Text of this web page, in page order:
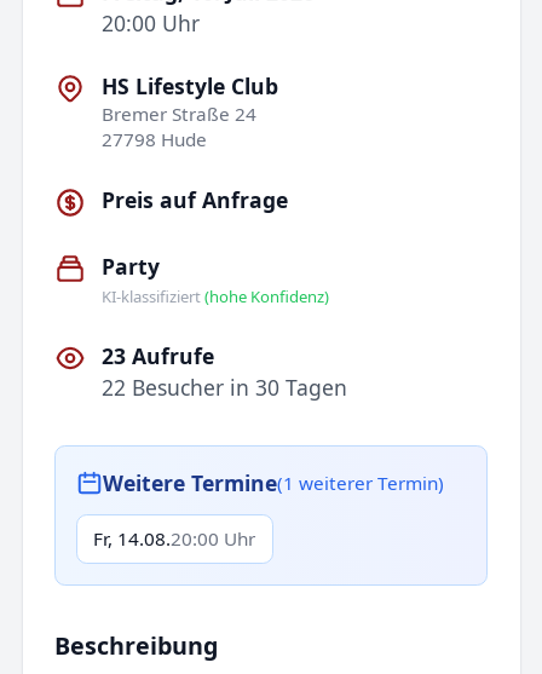
20:00 Uhr
HS Lifestyle Club
Bremer Straße 24
27798 Hude
Preis auf Anfrage
Party
KI-klassifiziert(hohe Konfidenz)
23 Aufrufe
22 Besucher in 30 Tagen
Weitere Termine(1 weiterer Termin)
Fr, 14.08.20:00 Uhr
Beschreibung